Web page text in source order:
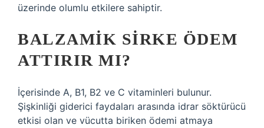
üzerinde olumlu etkilere sahiptir.
BALZAMIK SIRKE ÖDEM
ATTIRIR MI?
İçerisinde A, B1, B2 ve C vitaminleri bulunur.
Şişkinliği giderici faydaları arasında idrar söktürücü
etkisi olan ve vücutta biriken ödemi atmaya